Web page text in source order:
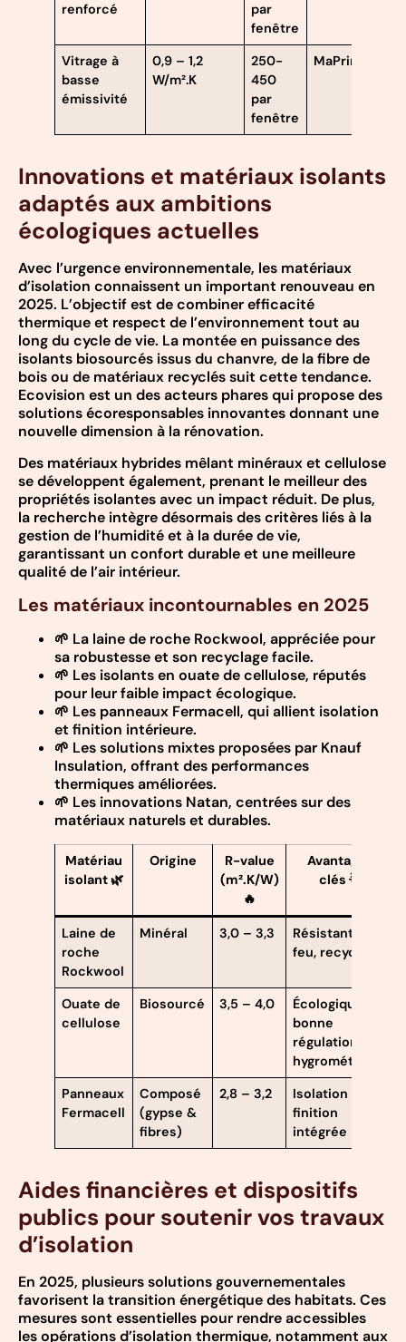
renforcé
par
fenêtre
Vitrage à
basse
émissivité
0,9 – 1,2
W/m².K
250-
450
par
fenêtre
Innovations et matériaux isolants
adaptés aux ambitions
écologiques actuelles
Avec l’urgence environnementale, les matériaux
d’isolation connaissent un important renouveau en
2025. L’objectif est de combiner efficacité
thermique et respect de l’environnement tout au
long du cycle de vie. La montée en puissance des
isolants biosourcés issus du chanvre, de la fibre de
bois ou de matériaux recyclés suit cette tendance.
Ecovision est un des acteurs phares qui propose des
solutions écoresponsables innovantes donnant une
nouvelle dimension à la rénovation.
Des matériaux hybrides mêlant minéraux et cellulose
se développent également, prenant le meilleur des
propriétés isolantes avec un impact réduit. De plus,
la recherche intègre désormais des critères liés à la
gestion de l’humidité et à la durée de vie,
garantissant un confort durable et une meilleure
qualité de l’air intérieur.
Les matériaux incontournables en 2025
🌱 La laine de roche Rockwool, appréciée pour
sa robustesse et son recyclage facile.
🌱 Les isolants en ouate de cellulose, réputés
pour leur faible impact écologique.
🌱 Les panneaux Fermacell, qui allient isolation
et finition intérieure.
🌱 Les solutions mixtes proposées par Knauf
Insulation, offrant des performances
thermiques améliorées.
🌱 Les innovations Natan, centrées sur des
matériaux naturels et durables.
Matériau
isolant 🌿
Origine
R-value
(m².K/W)
🔥
Avantages
clés 🌟
Laine de
roche
Rockwool
Minéral 3,0 – 3,3
Résistant au
feu, recyclable
Ouate de
cellulose
Biosourcé 3,5 – 4,0
Écologique,
bonne
régulation
hygrométrique
Panneaux
Fermacell
Composé
(gypse &
fibres)
2,8 – 3,2
Isolation et
finition
intégrée
Aides financières et dispositifs
publics pour soutenir vos travaux
d’isolation
En 2025, plusieurs solutions gouvernementales
favorisent la transition énergétique des habitats. Ces
mesures sont essentielles pour rendre accessibles
les opérations d’isolation thermique, notamment aux